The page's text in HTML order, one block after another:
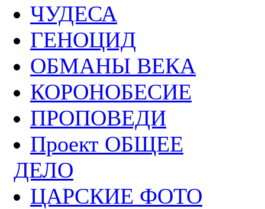
ЧУДЕСА
ГЕНОЦИД
ОБМАНЫ ВЕКА
КОРОНОБЕСИЕ
ПРОПОВЕДИ
Проект ОБЩЕЕ
ДЕЛО
ЦАРСКИЕ ФОТО